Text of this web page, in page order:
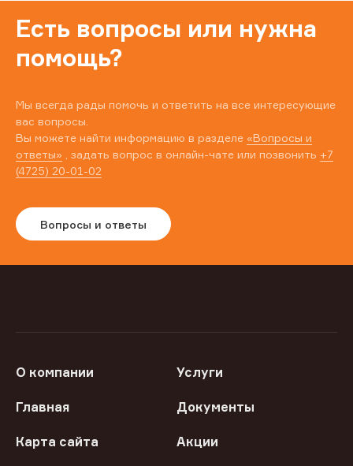
Есть вопросы или нужна
помощь?
Мы всегда рады помочь и ответить на все интересующие
вас вопросы.
Вы можете найти информацию в разделе «Вопросы и
ответы» , задать вопрос в онлайн-чате или позвонить +7
(4725) 20-01-02
Вопросы и ответы
О компании Услуги
Главная Документы
Карта сайта Акции